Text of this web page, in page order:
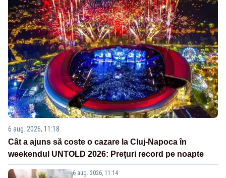
6 aug. 2026, 11:18
Cât a ajuns să coste o cazare la Cluj-Napoca în
weekendul UNTOLD 2026: Prețuri record pe noapte
6 aug. 2026, 11:14